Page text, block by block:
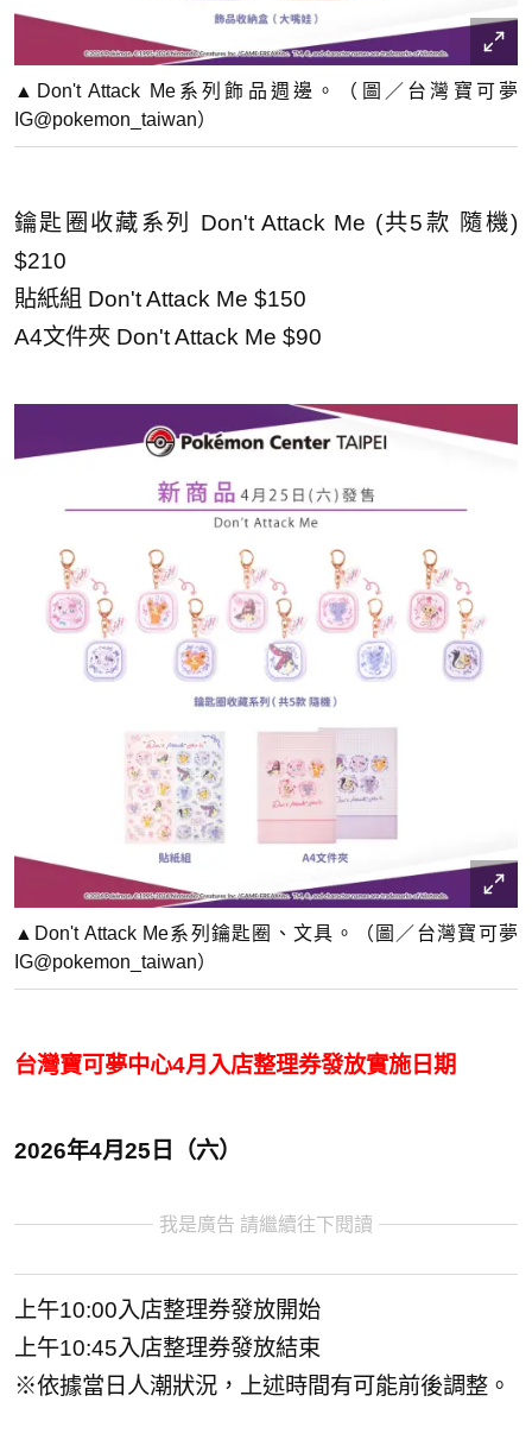
▲Don't Attack Me系列飾品週邊。（圖／台灣寶可夢
IG@pokemon_taiwan）
鑰匙圈收藏系列 Don't Attack Me (共5款 隨機)
$210
貼紙組 Don't Attack Me $150
A4文件夾 Don't Attack Me $90
▲Don't Attack Me系列鑰匙圈、文具。（圖／台灣寶可夢
IG@pokemon_taiwan）
台灣寶可夢中心4月入店整理券發放實施日期
2026年4月25日（六）
我是廣告 請繼續往下閱讀
上午10:00入店整理券發放開始
上午10:45入店整理券發放結束
※依據當日人潮狀況，上述時間有可能前後調整。